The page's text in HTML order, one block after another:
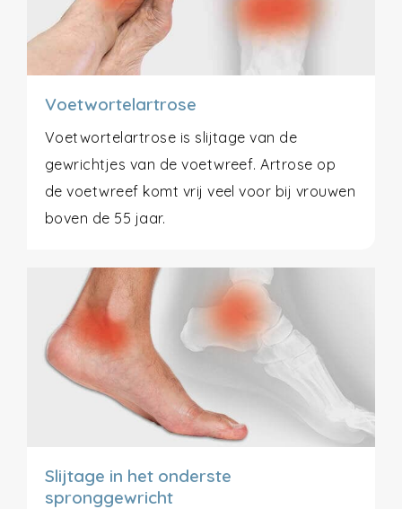
Voetwortelartrose
Voetwortelartrose is slijtage van de
gewrichtjes van de voetwreef. Artrose op
de voetwreef komt vrij veel voor bij vrouwen
boven de 55 jaar.
Slijtage in het onderste
spronggewricht